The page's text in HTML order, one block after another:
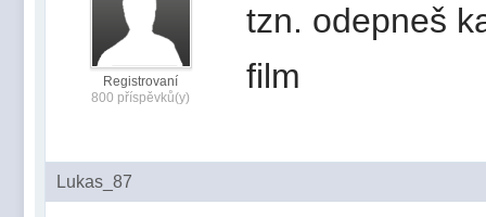
Registrovaní
800 příspěvků(y)
tzn. odepneš
film
Lukas_87